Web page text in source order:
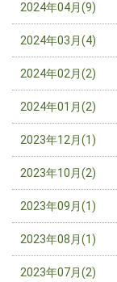
2024年04月(9)
2024年03月(4)
2024年02月(2)
2024年01月(2)
2023年12月(1)
2023年10月(2)
2023年09月(1)
2023年08月(1)
2023年07月(2)